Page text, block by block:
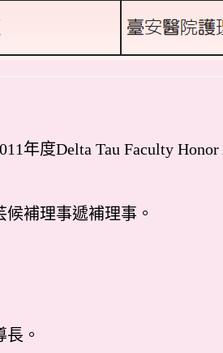
年度Delta Tau Faculty
補理事遞補理事。
。